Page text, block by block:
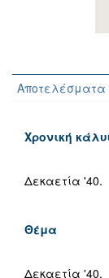
Αποτελέσματα
Χρονική
Δεκαετία '40.
Θέμα
Δεκαετία '40.